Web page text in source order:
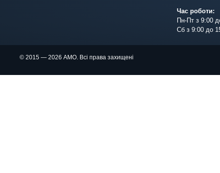
Час роботи:
Пн-Пт з 9:00
Сб з 9:00 до
© 2015 — 2026 АМО. Всі права захищені